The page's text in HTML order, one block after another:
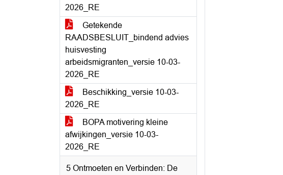
2026_RE
Getekende
RAADSBESLUIT_bindend advies
huisvesting
arbeidsmigranten_versie 10-03-
2026_RE
Beschikking_versie 10-03-
2026_RE
BOPA motivering kleine
afwijkingen_versie 10-03-
2026_RE
5 Ontmoeten en Verbinden: De